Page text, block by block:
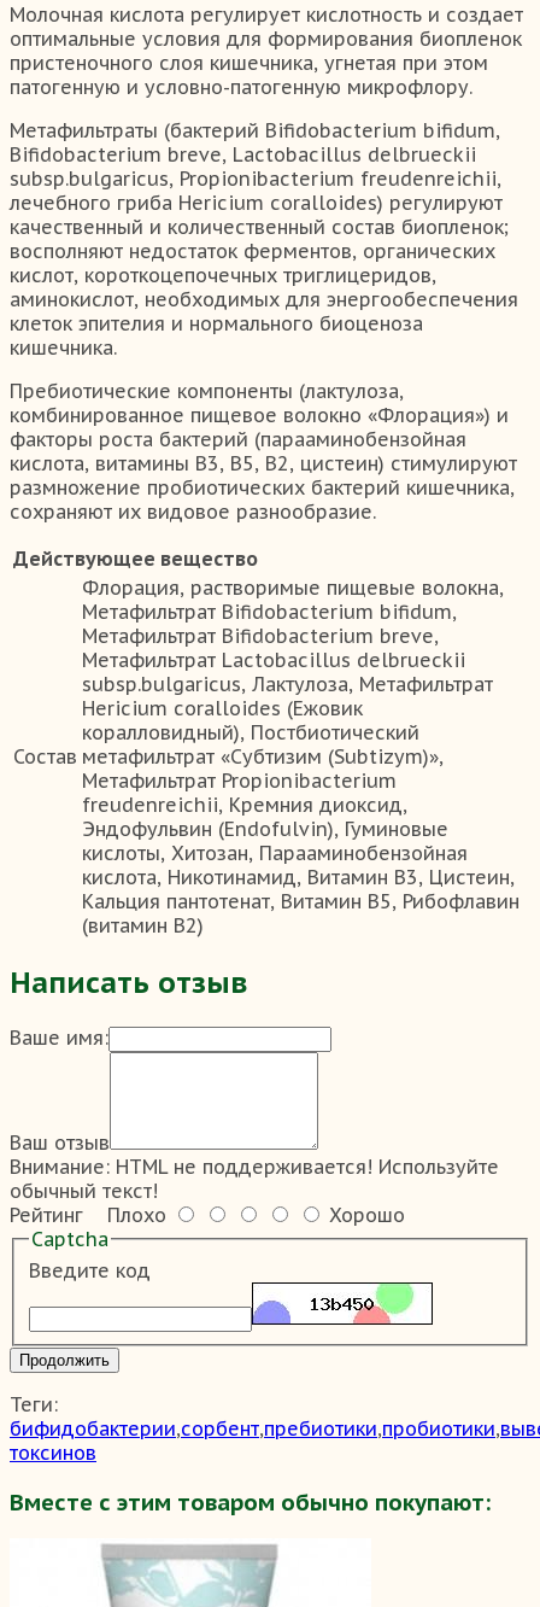
Молочная кислота регулирует кислотность и создает
оптимальные условия для формирования биопленок
пристеночного слоя кишечника, угнетая при этом
патогенную и условно-патогенную микрофлору.
Метафильтраты (бактерий Bifidobacterium bifidum,
Bifidobacterium breve, Lactobacillus delbrueckii
subsp.bulgaricus, Propionibacterium freudenreichii,
лечебного гриба Hericium coralloides) регулируют
качественный и количественный состав биопленок;
восполняют недостаток ферментов, органических
кислот, короткоцепочечных триглицеридов,
аминокислот, необходимых для энергообеспечения
клеток эпителия и нормального биоценоза
кишечника.
Пребиотические компоненты (лактулоза,
комбинированное пищевое волокно «Флорация») и
факторы роста бактерий (парааминобензойная
кислота, витамины В3, В5, В2, цистеин) стимулируют
размножение пробиотических бактерий кишечника,
сохраняют их видовое разнообразие.
Действующее вещество
Состав
Флорация, растворимые пищевые волокна,
Метафильтрат Bifidobacterium bifidum,
Метафильтрат Bifidobacterium breve,
Метафильтрат Lactobacillus delbrueckii
subsp.bulgaricus, Лактулоза, Метафильтрат
Hericium coralloides (Ежовик
коралловидный), Постбиотический
метафильтрат «Субтизим (Subtizym)»,
Метафильтрат Propionibacterium
freudenreichii, Кремния диоксид,
Эндофульвин (Endofulvin), Гуминовые
кислоты, Хитозан, Парааминобензойная
кислота, Никотинамид, Витамин В3, Цистеин,
Кальция пантотенат, Витамин В5, Рибофлавин
(витамин В2)
Написать отзыв
Ваше имя:
Ваш отзыв
Внимание: HTML не поддерживается! Используйте
обычный текст!
Рейтинг Плохо
Хорошо
Captcha
Введите код
Продолжить
Теги:
бифидобактерии,сорбент,пребиотики,пробиотики,
токсинов
Вместе с этим товаром обычно покупают: